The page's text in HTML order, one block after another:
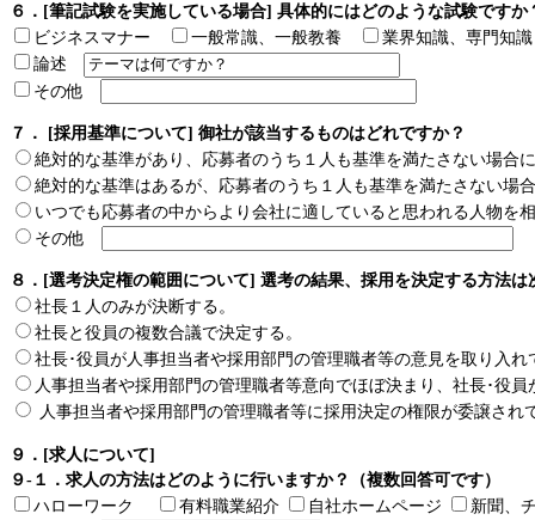
６．[筆記試験を実施している場合] 具体的にはどのような試験ですか
ビジネスマナー
一般常識、一般教養
業界知識、専門知
論述
その他
７． [採用基準について] 御社が該当するものはどれですか？
絶対的な基準があり、応募者のうち１人も基準を満たさない場合
絶対的な基準はあるが、応募者のうち１人も基準を満たさない場
いつでも応募者の中からより会社に適していると思われる人物を
その他
８．[選考決定権の範囲について] 選考の結果、採用を決定する方法は
社長１人のみが決断する。
社長と役員の複数合議で決定する。
社長･役員が人事担当者や採用部門の管理職者等の意見を取り入れ
人事担当者や採用部門の管理職者等意向でほぼ決まり、社長･役
人事担当者や採用部門の管理職者等に採用決定の権限が委譲され
９．[求人について]
９-１．求人の方法はどのように行いますか？（複数回答可です）
ハローワーク
有料職業紹介 自社ホームページ
新聞、